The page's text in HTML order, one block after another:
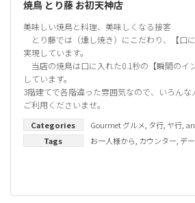
焼鳥 とり藤 お初天神店
美味しい焼鳥と料理、美味しくなる接客
とり藤では（燻し焼き）にこだわり、【口
実現しています。
当店の焼鳥は口に入れた0.1秒の【瞬間のイ
しています。
3階建てで各階違った雰囲気なので、いろんな
ご利用くださいませ。
Categories Gourmet グルメ タ行, ヤ行,
Tags
お一人様から, カウンター, デ